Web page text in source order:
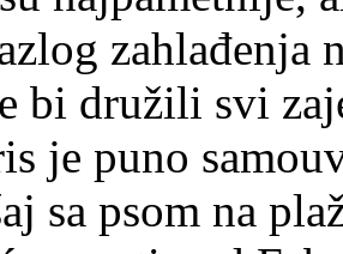
zahlađenja
bi družili svi
je puno
sa psom na